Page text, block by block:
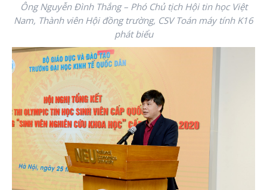
Ông Nguyễn Đình Thắng – Phó Chủ tịch Hội tin học Việt
Nam, Thành viên Hội đồng trường, CSV Toán máy tính K16
phát biểu